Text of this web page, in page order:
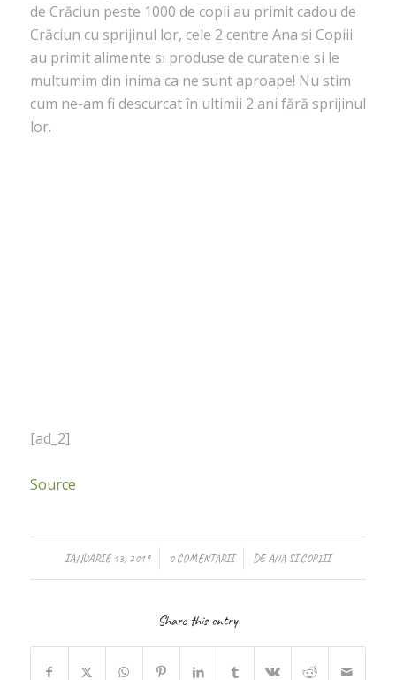
de Crăciun peste 1000 de copii au primit cadou de
Crăciun cu sprijinul lor, cele 2 centre Ana si Copiii
au primit alimente si produse de curatenie si le
multumim din inima ca ne sunt aproape! Nu stim
cum ne-am fi descurcat în ultimii 2 ani fără sprijinul
lor.
[ad_2]
Source
IANUARIE 13, 2019
/ 0 COMENTARII
/ DEANA SI COPIII
Share this entry